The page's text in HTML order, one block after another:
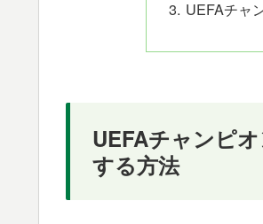
UEFAチャ
UEFAチャンピ
する方法